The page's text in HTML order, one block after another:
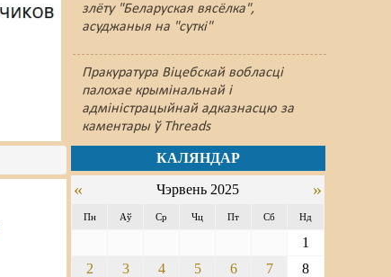
злёту "Беларуская вясёлка",
асуджаныя на "суткі"
Пракуратура Віцебскай вобласці
палохае крымінальнай і
адміністрацыйнай адказнасцю за
каментары ў Threads
КАЛЯНДАР
« Чэрвень 2025 »
Пн Аў Ср Чц Пт Сб Нд
1
2
3 4 5 6 7
8